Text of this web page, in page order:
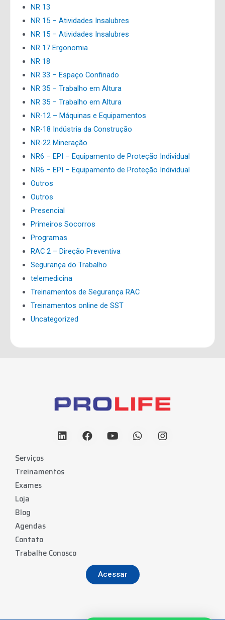
NR 13
NR 15 – Atividades Insalubres
NR 15 – Atividades Insalubres
NR 17 Ergonomia
NR 18
NR 33 – Espaço Confinado
NR 35 – Trabalho em Altura
NR 35 – Trabalho em Altura
NR-12 – Máquinas e Equipamentos
NR-18 Indústria da Construção
NR-22 Mineração
NR6 – EPI – Equipamento de Proteção Individual
NR6 – EPI – Equipamento de Proteção Individual
Outros
Outros
Presencial
Primeiros Socorros
Programas
RAC 2 – Direção Preventiva
Segurança do Trabalho
telemedicina
Treinamentos de Segurança RAC
Treinamentos online de SST
Uncategorized
Serviços
Treinamentos
Exames
Loja
Blog
Agendas
Contato
Trabalhe Conosco
Acessar